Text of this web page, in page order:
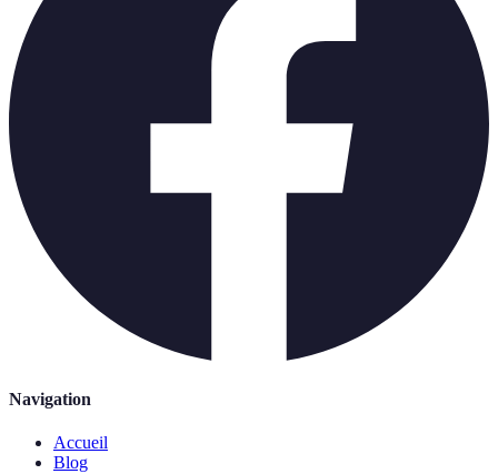
Navigation
Accueil
Blog